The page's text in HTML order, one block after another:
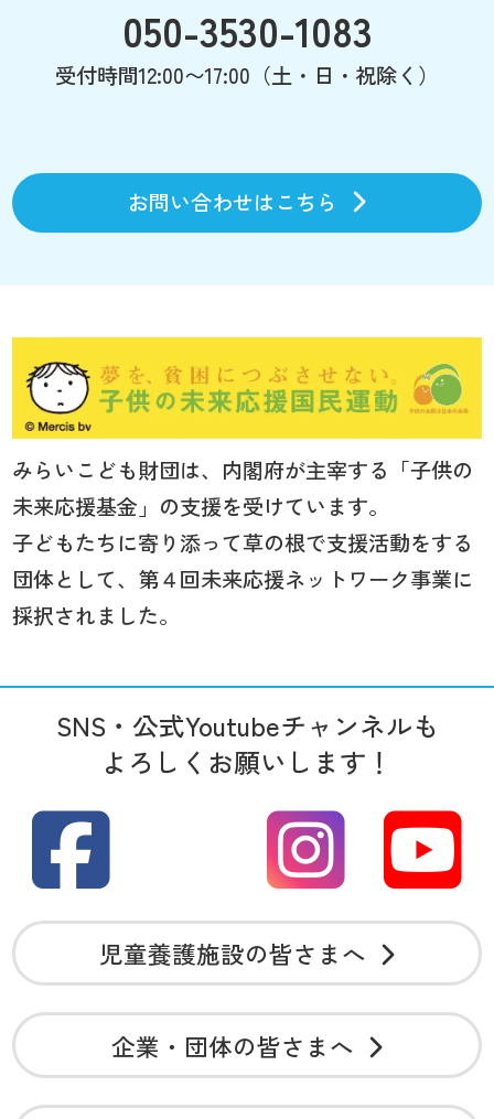
050-3530-1083
受付時間12:00〜17:00（土・日・祝除く）
お問い合わせはこちら
みらいこども財団は、内閣府が主宰する「子供の
未来応援基金」の支援を受けています。
子どもたちに寄り添って草の根で支援活動をする
団体として、第４回未来応援ネットワーク事業に
採択されました。
SNS・公式Youtubeチャンネルも
よろしくお願いします！
児童養護施設の皆さまへ
企業・団体の皆さまへ